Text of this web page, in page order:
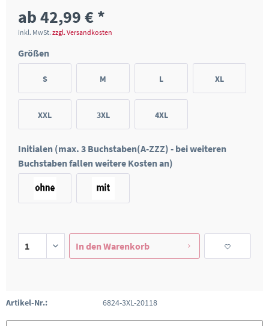
ab 42,99 € *
inkl. MwSt. zzgl. Versandkosten
Größen
S M L XL
XXL 3XL 4XL
Initialen (max. 3 Buchstaben(A-ZZZ) - bei weiteren
Buchstaben fallen weitere Kosten an)
In den Warenkorb
Artikel-Nr.: 6824-3XL-20118